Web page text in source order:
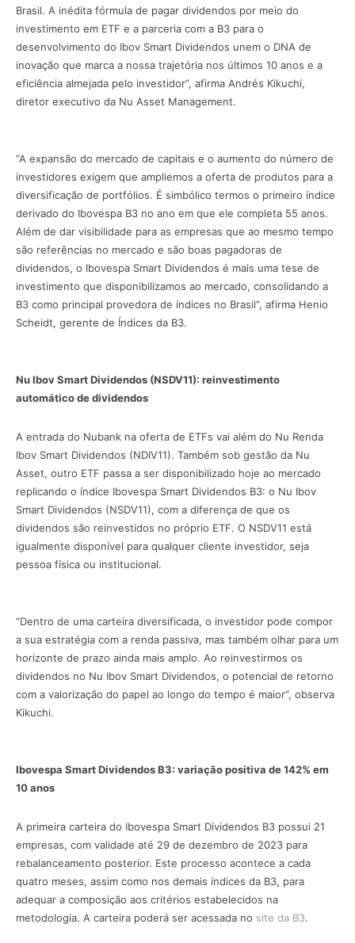
Brasil. A inédita fórmula de pagar dividendos por meio do
investimento em ETF e a parceria com a B3 para o
desenvolvimento do Ibov Smart Dividendos unem o DNA de
inovação que marca a nossa trajetória nos últimos 10 anos e a
eficiência almejada pelo investidor”, afirma Andrés Kikuchi,
diretor executivo da Nu Asset Management.
“A expansão do mercado de capitais e o aumento do número de
investidores exigem que ampliemos a oferta de produtos para a
diversificação de portfólios. É simbólico termos o primeiro índice
derivado do Ibovespa B3 no ano em que ele completa 55 anos.
Além de dar visibilidade para as empresas que ao mesmo tempo
são referências no mercado e são boas pagadoras de
dividendos, o Ibovespa Smart Dividendos é mais uma tese de
investimento que disponibilizamos ao mercado, consolidando a
B3 como principal provedora de índices no Brasil”, afirma Henio
Scheidt, gerente de Índices da B3.
Nu Ibov Smart Dividendos (NSDV11): reinvestimento
automático de dividendos
A entrada do Nubank na oferta de ETFs vai além do Nu Renda
Ibov Smart Dividendos (NDIV11). Também sob gestão da Nu
Asset, outro ETF passa a ser disponibilizado hoje ao mercado
replicando o índice Ibovespa Smart Dividendos B3: o Nu Ibov
Smart Dividendos (NSDV11), com a diferença de que os
dividendos são reinvestidos no próprio ETF. O NSDV11 está
igualmente disponível para qualquer cliente investidor, seja
pessoa física ou institucional.
“Dentro de uma carteira diversificada, o investidor pode compor
a sua estratégia com a renda passiva, mas também olhar para um
horizonte de prazo ainda mais amplo. Ao reinvestirmos os
dividendos no Nu Ibov Smart Dividendos, o potencial de retorno
com a valorização do papel ao longo do tempo é maior”, observa
Kikuchi.
Ibovespa Smart Dividendos B3: variação positiva de 142% em
10 anos
A primeira carteira do Ibovespa Smart Dividendos B3 possui 21
empresas, com validade até 29 de dezembro de 2023 para
rebalanceamento posterior. Este processo acontece a cada
quatro meses, assim como nos demais índices da B3, para
adequar a composição aos critérios estabelecidos na
metodologia. A carteira poderá ser acessada no site da B3.